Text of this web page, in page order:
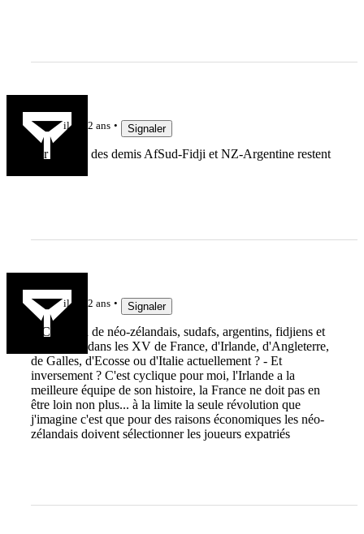
il y a 2 ans Signaler
Par ailleurs des demis AfSud-Fidji et NZ-Argentine restent
il y a 2 ans Signaler
\- Combien de néo-zélandais, sudafs, argentins, fidjiens et
australiens dans les XV de France, d'Irlande, d'Angleterre,
de Galles, d'Ecosse ou d'Italie actuellement ? - Et
inversement ? C'est cyclique pour moi, l'Irlande a la
meilleure équipe de son histoire, la France ne doit pas en
être loin non plus... à la limite la seule révolution que
j'imagine c'est que pour des raisons économiques les néo-
zélandais doivent sélectionner les joueurs expatriés